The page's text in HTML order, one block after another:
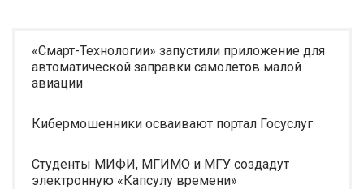
«Смарт-Технологии» запустили приложение для
автоматической заправки самолетов малой
авиации
Кибермошенники осваивают портал Госуслуг
Студенты МИФИ, МГИМО и МГУ создадут
электронную «Капсулу времени»